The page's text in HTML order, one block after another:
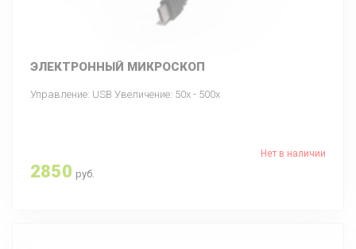
ЭЛЕКТРОННЫЙ МИКРОСКОП
Управление: USB Увеличение: 50х - 500х
2850 руб.
Нет в наличии